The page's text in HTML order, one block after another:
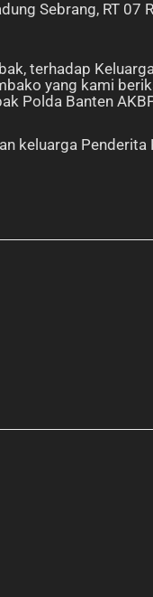
Sebrang, RT 07
terhadap
yang kami
Polda Banten
keluarga Penderita